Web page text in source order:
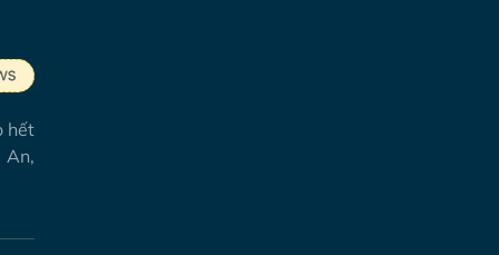
hết
An,